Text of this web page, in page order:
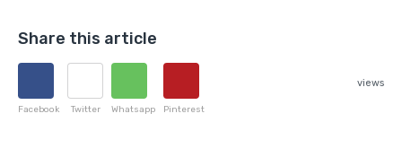
Share this article
Facebook Twitter Whatsapp Pinterest
views